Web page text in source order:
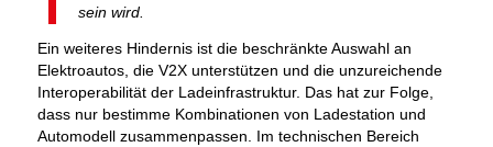
sein wird.
Ein weiteres Hindernis ist die beschränkte Auswahl an
Elektroautos, die V2X unterstützen und die unzureichende
Interoperabilität der Ladeinfrastruktur. Das hat zur Folge,
dass nur bestimme Kombinationen von Ladestation und
Automodell zusammenpassen. Im technischen Bereich